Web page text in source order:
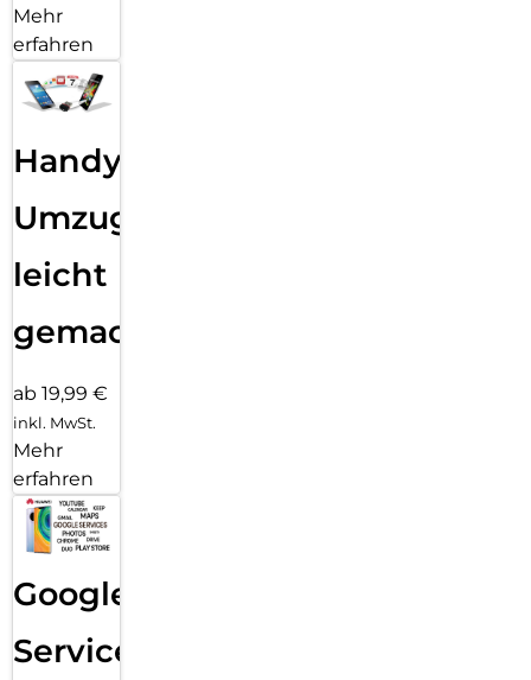
Mehr
erfahren
Handy
Umzug
leicht
gemacht!
ab 19,99 €
inkl. MwSt.
Mehr
erfahren
Google
Services